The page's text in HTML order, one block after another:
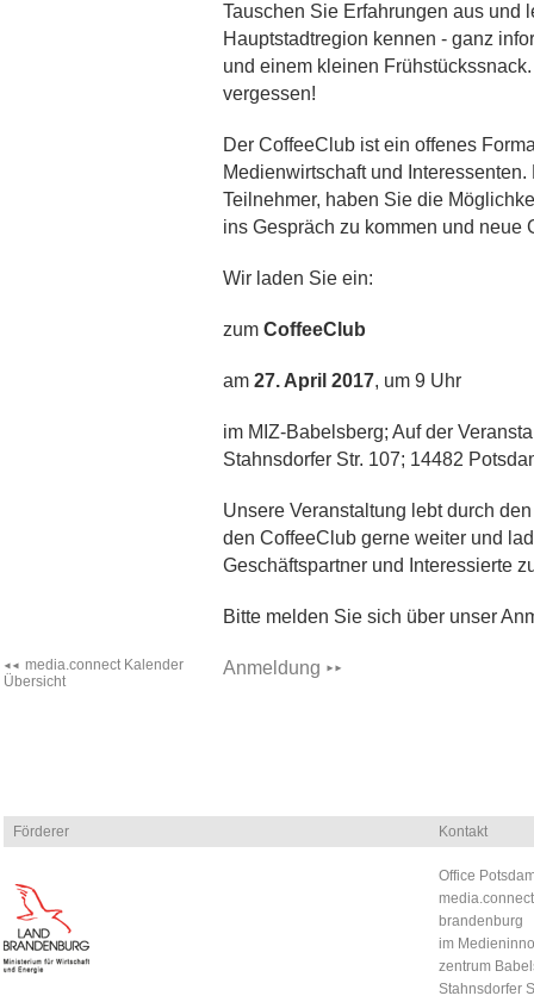
Tauschen Sie Erfahrungen aus und
Hauptstadtregion kennen - ganz
und einem kleinen
vergessen!
Der CoffeeClub ist ein offenes
Medienwirtschaft und
Teilnehmer, haben Sie die
ins Gespräch zu kommen und neue
Wir laden Sie ein:
zum CoffeeClub
am 27. April 2017, um 9 Uhr
im MIZ-Babelsberg; Auf der
Stahnsdorfer Str. 107; 14482
Unsere Veranstaltung lebt durch
den CoffeeClub gerne weiter und
Geschäftspartner und Interessierte
Bitte melden Sie sich über unser
media.connect Kalender
Übersicht
Anmeldung
Förderer Kontakt
Office
media.connect
brandenburg
im
zentrum
Stahnsdorfer